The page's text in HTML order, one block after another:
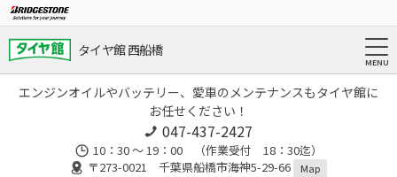
タイヤ館 西船橋
エンジンオイルやバッテリー、愛車のメンテナンスもタイヤ館に
お任せください！
047-437-2427
10：30 ～ 19：00 （作業受付 18：30迄）
〒273-0021 千葉県船橋市海神5-29-66
Map